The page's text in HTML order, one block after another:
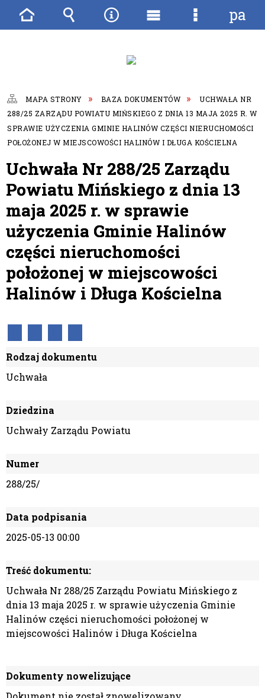
MAPA STRONY BAZA DOKUMENTÓW
UCHWAŁA NR
288/25 ZARZĄDU POWIATU MIŃSKIEGO Z DNIA 13 MAJA 2025 R. W
SPRAWIE UŻYCZENIA GMINIE HALINÓW CZĘŚCI NIERUCHOMOŚCI
POŁOŻONEJ W MIEJSCOWOŚCI HALINÓW I DŁUGA KOŚCIELNA
Uchwała Nr 288/25 Zarządu
Powiatu Mińskiego z dnia 13
maja 2025 r. w sprawie
użyczenia Gminie Halinów
części nieruchomości
położonej w miejscowości
Halinów i Długa Kościelna
Rodzaj dokumentu
Uchwała
Dziedzina
Uchwały Zarządu Powiatu
Numer
288/25/
Data podpisania
2025-05-13 00:00
Treść dokumentu:
Uchwała Nr 288/25 Zarządu Powiatu Mińskiego z
dnia 13 maja 2025 r. w sprawie użyczenia Gminie
Halinów części nieruchomości położonej w
miejscowości Halinów i Długa Kościelna
Dokumenty nowelizujące
StronaWyszukiwarka
Narzędzia
MenuMenu